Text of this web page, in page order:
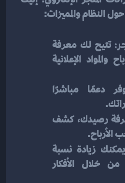
النظام والمميزات:
تتيح لك معرفة
جميع تفاصيل الأرباح والمواد الإعلانية
يمكنك زيادة نسبة
المسوقين الفعالين من خلال الأفكار